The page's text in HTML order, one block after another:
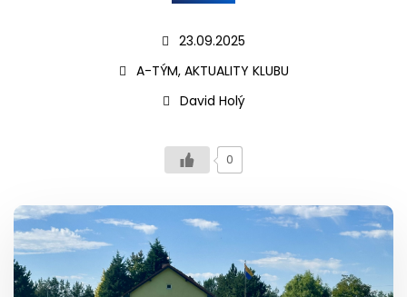
23.09.2025
A-TÝM, AKTUALITY KLUBU
David Holý
0